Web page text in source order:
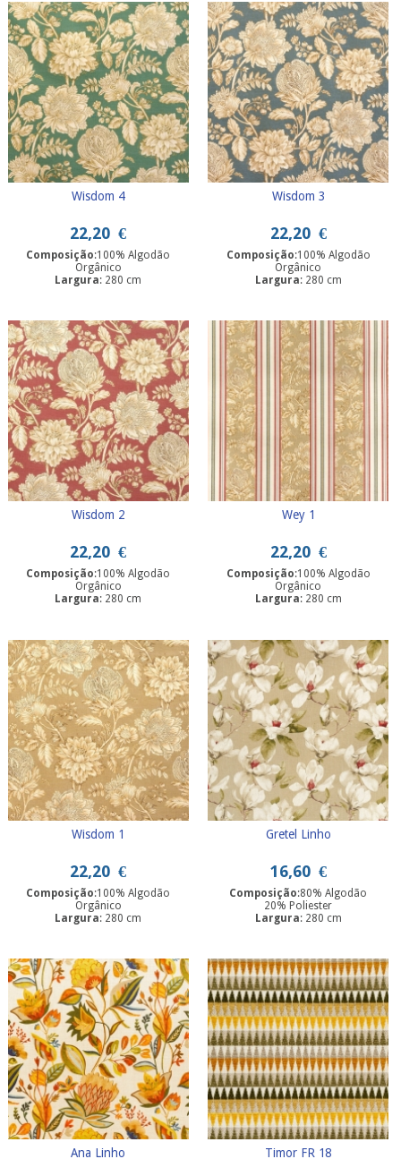
Wisdom 4
22,20 €
Composição:100% Algodão
Orgânico
Largura: 280 cm
Wisdom 3
22,20 €
Composição:100% Algodão
Orgânico
Largura: 280 cm
Wisdom 2
22,20 €
Composição:100% Algodão
Orgânico
Largura: 280 cm
Wey 1
22,20 €
Composição:100% Algodão
Orgânico
Largura: 280 cm
Wisdom 1
22,20 €
Composição:100% Algodão
Orgânico
Largura: 280 cm
Gretel Linho
16,60 €
Composição:80% Algodão
20% Poliester
Largura: 280 cm
Ana Linho Timor FR 18